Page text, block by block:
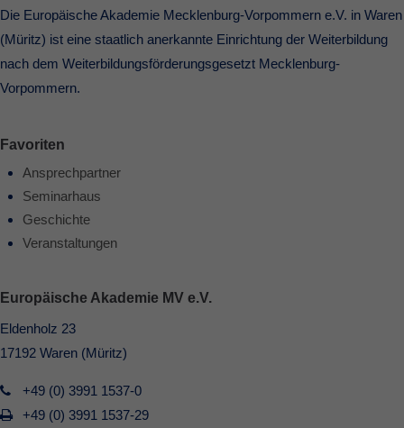
Die Europäische Akademie Mecklenburg-Vorpommern e.V. in Waren
(Müritz) ist eine staatlich anerkannte Einrichtung der Weiterbildung
nach dem Weiterbildungsförderungsgesetzt Mecklenburg-
Vorpommern.
Favoriten
Ansprechpartner
Seminarhaus
Geschichte
Veranstaltungen
Europäische Akademie MV e.V.
Eldenholz 23
17192 Waren (Müritz)
+49 (0) 3991 1537-0
+49 (0) 3991 1537-29